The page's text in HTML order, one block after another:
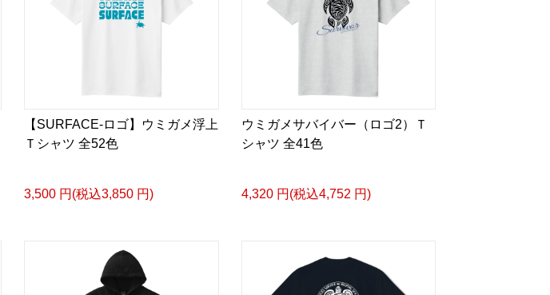
【SURFACE-ロゴ】ウミガメ浮上
Ｔシャツ 全52色
3,500 円(税込3,850 円)
ウミガメサバイバー（ロゴ2）Ｔ
シャツ 全41色
4,320 円(税込4,752 円)